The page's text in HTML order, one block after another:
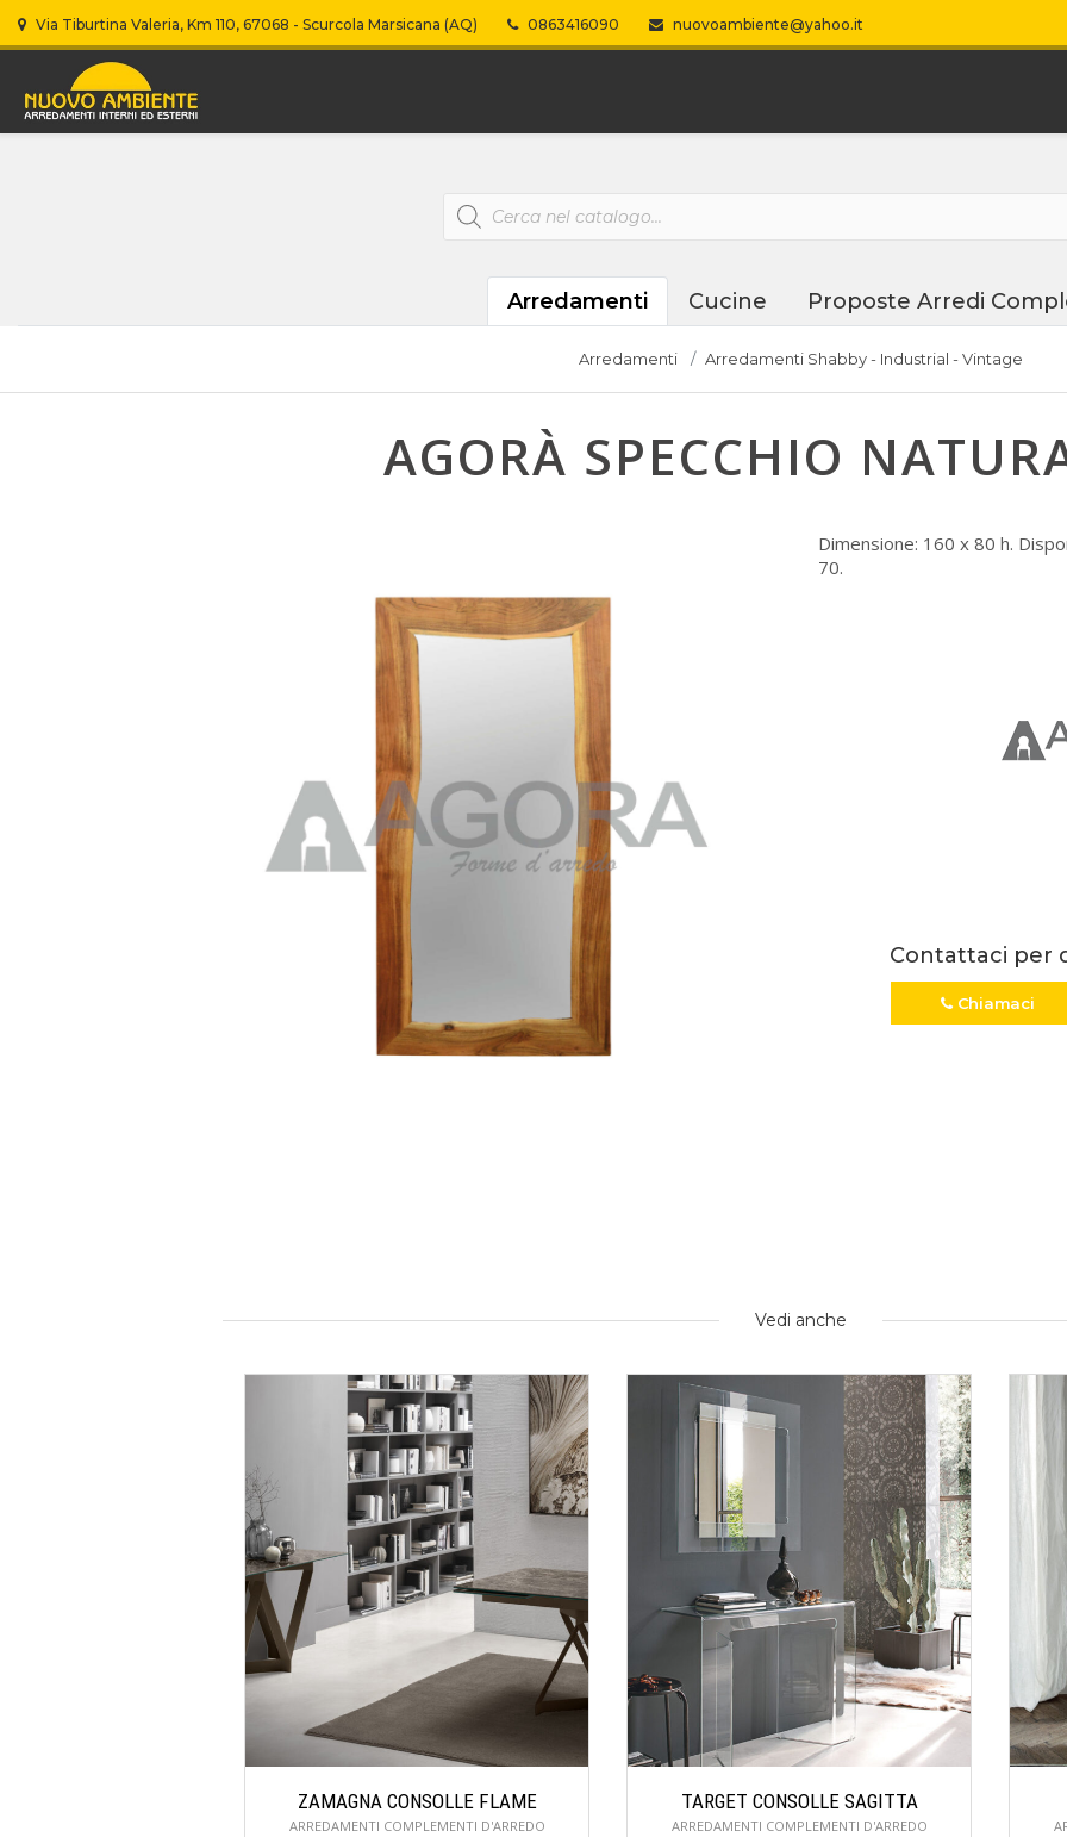
Via Tiburtina Valeria, Km 110, 67068 - Scurcola Marsicana (AQ) 0863416090 nuovoambiente@yahoo.it
Products
search
Arredamenti Cucine Proposte Arredi
Arredamenti Arredamenti Shabby - Industrial - Vintage
AGORÀ SPECCHIO
Dimensione: 160 x 80 h.
70.
Contattaci per
Chiamaci
Vedi anche
ZAMAGNA CONSOLLE FLAME
ARREDAMENTI COMPLEMENTI D'ARREDO
TARGET CONSOLLE SAGITTA
ARREDAMENTI COMPLEMENTI D'ARREDO